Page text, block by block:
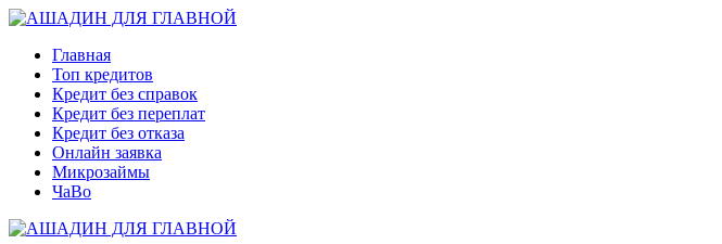
Главная
Топ кредитов
Кредит без справок
Кредит без переплат
Кредит без отказа
Онлайн заявка
Микрозаймы
ЧаВо